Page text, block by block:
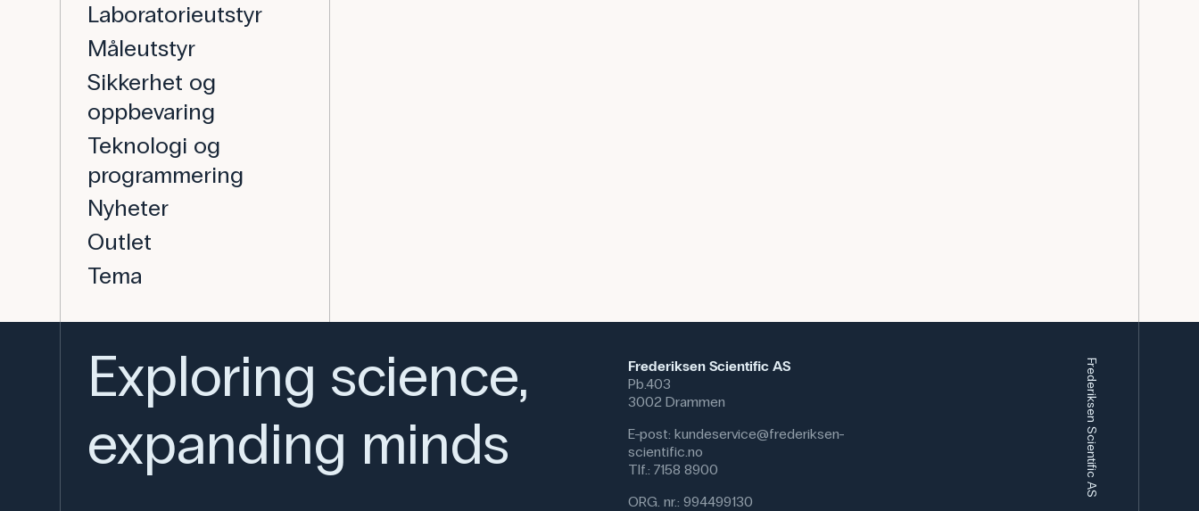
Laboratorieutstyr
Måleutstyr
Sikkerhet og
oppbevaring
Teknologi og
programmering
Nyheter
Outlet
Tema
Exploring science,
expanding minds
Frederiksen Scientific AS
Pb.403
3002 Drammen
E-post: kundeservice@frederiksen-
scientific.no
Tlf.: 7158 8900
ORG. nr.: 994499130
Frederiksen Scientific AS